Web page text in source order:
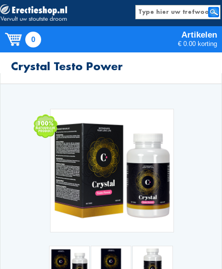
0 Artikelen
€ 0.00 korting
Crystal Testo Power